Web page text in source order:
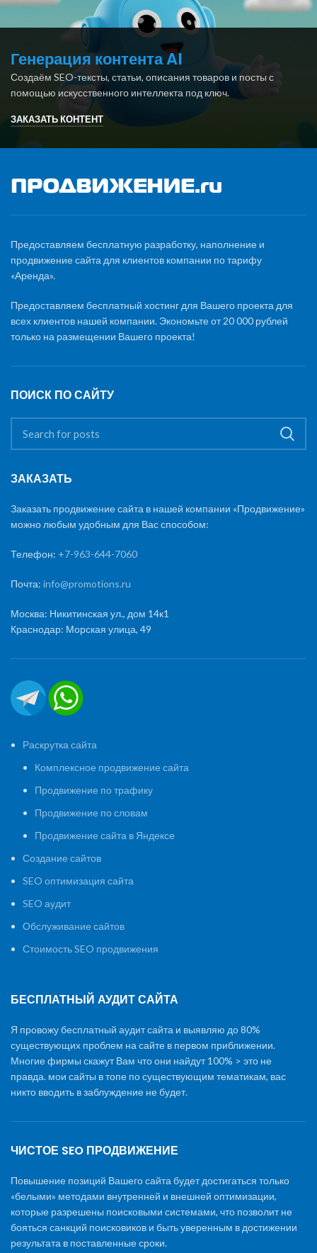
Генерация контента AI
Создаём SEO-тексты, статьи, описания товаров и посты с
помощью искусственного интеллекта под ключ.
ЗАКАЗАТЬ КОНТЕНТ
Предоставляем бесплатную разработку, наполнение и
продвижение сайта для клиентов компании по тарифу
«Аренда».
Предоставляем бесплатный хостинг для Вашего проекта для
всех клиентов нашей компании. Экономьте от 20 000 рублей
только на размещении Вашего проекта!
ПОИСК ПО САЙТУ
ЗАКАЗАТЬ
Заказать продвижение сайта в нашей компании «Продвижение»
можно любым удобным для Вас способом:
Телефон: +7-963-644-7060
Почта: info@promotions.ru
Москва: Никитинская ул., дом 14к1
Краснодар: Морская улица, 49
Раскрутка сайта
Комплексное продвижение сайта
Продвижение по трафику
Продвижение по словам
Продвижение сайта в Яндексе
Создание сайтов
SEO оптимизация сайта
SEO аудит
Обслуживание сайтов
Стоимость SEO продвижения
БЕСПЛАТНЫЙ АУДИТ САЙТА
Я провожу бесплатный аудит сайта и выявляю до 80%
существующих проблем на сайте в первом приближении.
Многие фирмы скажут Вам что они найдут 100% > это не
правда. мои сайты в топе по существующим тематикам, вас
никто вводить в заблуждение не будет.
ЧИСТОЕ SEO ПРОДВИЖЕНИЕ
Повышение позиций Вашего сайта будет достигаться только
«белыми» методами внутренней и внешней оптимизации,
которые разрешены поисковыми системами, что позволит не
бояться санкций поисковиков и быть уверенным в достижении
результата в поставленные сроки.